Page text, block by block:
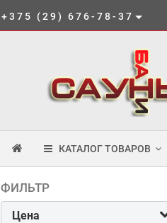
+375 (29) 676-78-37
КАТАЛОГ ТОВАРОВ
ФИЛЬТР
Цена